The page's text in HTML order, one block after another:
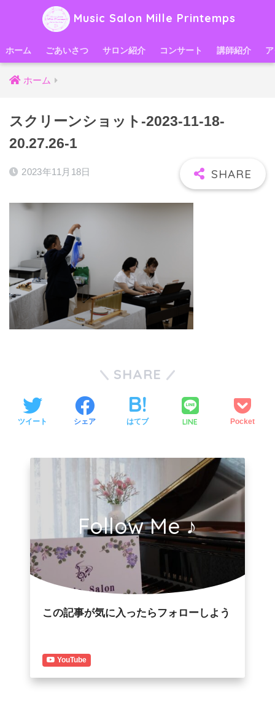
Music Salon Mille Printemps
ホーム ごあいさつ サロン紹介 コンサート 講師紹介
ホーム
スクリーンショット-2023-11-18-
20.27.26-1
2023年11月18日
SHARE
ツイート シェア はてブ LINE Pocket
Follow Me ♪
この記事が気に入ったらフォローしよう
YouTube